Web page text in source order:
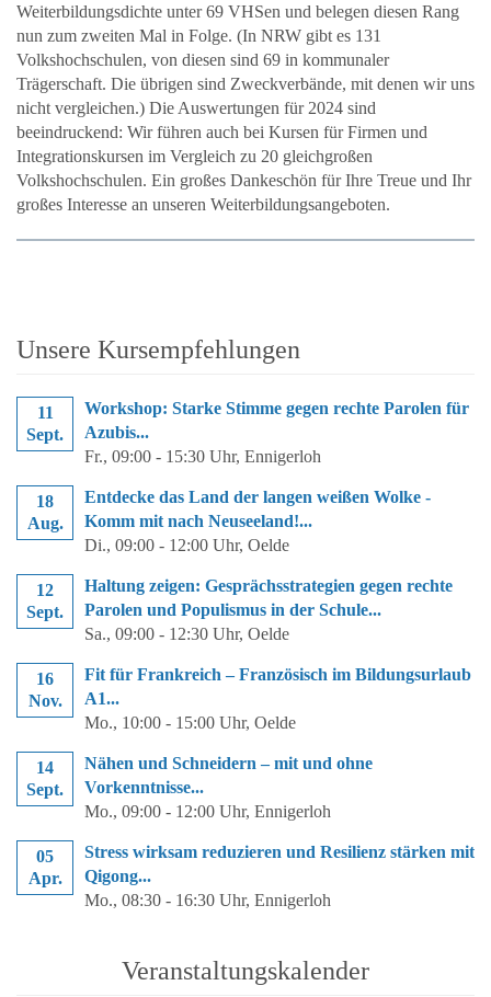
Weiterbildungsdichte unter 69 VHSen und belegen diesen Rang
nun zum zweiten Mal in Folge. (In NRW gibt es 131
Volkshochschulen, von diesen sind 69 in kommunaler
Trägerschaft. Die übrigen sind Zweckverbände, mit denen wir uns
nicht vergleichen.) Die Auswertungen für 2024 sind
beeindruckend: Wir führen auch bei Kursen für Firmen und
Integrationskursen im Vergleich zu 20 gleichgroßen
Volkshochschulen. Ein großes Dankeschön für Ihre Treue und Ihr
großes Interesse an unseren Weiterbildungsangeboten.
Unsere Kursempfehlungen
11
Sept.
Workshop: Starke Stimme gegen rechte Parolen für
Azubis...
Fr., 09:00 - 15:30 Uhr, Ennigerloh
18
Aug.
Entdecke das Land der langen weißen Wolke -
Komm mit nach Neuseeland!...
Di., 09:00 - 12:00 Uhr, Oelde
12
Sept.
Haltung zeigen: Gesprächsstrategien gegen rechte
Parolen und Populismus in der Schule...
Sa., 09:00 - 12:30 Uhr, Oelde
16
Nov.
Fit für Frankreich – Französisch im Bildungsurlaub
A1...
Mo., 10:00 - 15:00 Uhr, Oelde
14
Sept.
Nähen und Schneidern – mit und ohne
Vorkenntnisse...
Mo., 09:00 - 12:00 Uhr, Ennigerloh
05
Apr.
Stress wirksam reduzieren und Resilienz stärken mit
Qigong...
Mo., 08:30 - 16:30 Uhr, Ennigerloh
Veranstaltungskalender